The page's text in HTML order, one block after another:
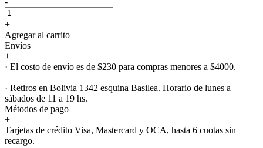
+
Agregar al carrito
Envíos
+
· El costo de envío es de $230 para compras menores a $4000.
· Retiros en Bolivia 1342 esquina Basilea. Horario de lunes a
sábados de 11 a 19 hs.
Métodos de pago
+
Tarjetas de crédito Visa, Mastercard y OCA, hasta 6 cuotas sin
recargo.